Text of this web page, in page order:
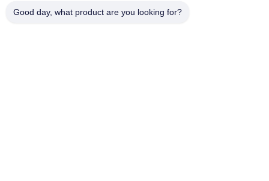
Good day, what product are you looking for?